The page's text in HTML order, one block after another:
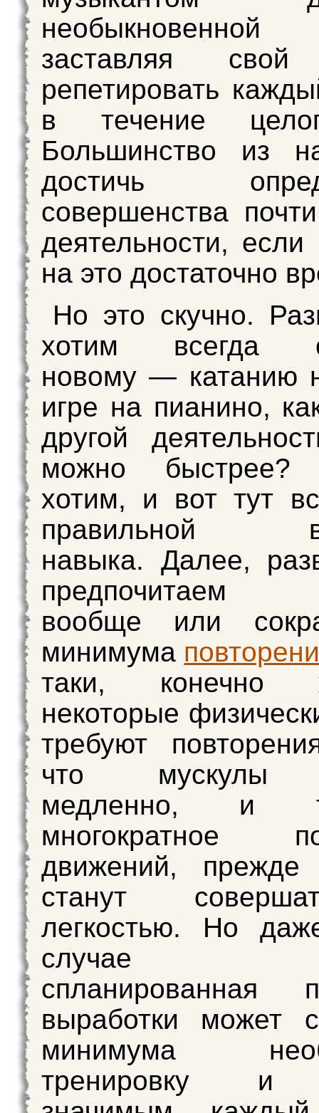
заставляя свой
репетировать
в течение
Большинство из
достичь
совершенства
деятельности, если
на это достаточно
Но это скучно.
хотим всегда
новому — катанию
игре на пианино,
другой
можно быстрее?
хотим, и вот тут
правильной
навыка. Далее,
предпочитаем
вообще или
минимума
таки,
некоторые
требуют
что мускулы
медленно, и
многократное
движений,
станут
легкостью. Но
случае
спланированная
выработки может
минимума
тренировку и